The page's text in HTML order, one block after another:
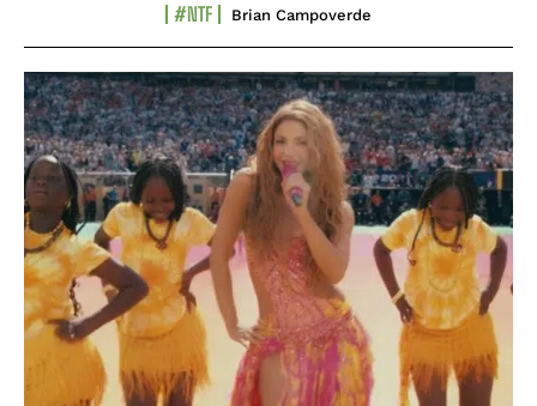
#NTF Brian Campoverde